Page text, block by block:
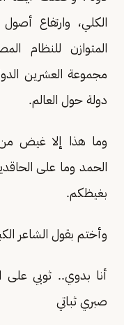
الكلي، وارتفاع
المتوازن للنظام
مجموعة العشرين
دولة حول العالم.
وما هذا إلا غيض
الحمد وما على
بغيظكم.
وأختم بقول الشاعر
أنا بدوي.. ثوبي على
صبري ثباتي